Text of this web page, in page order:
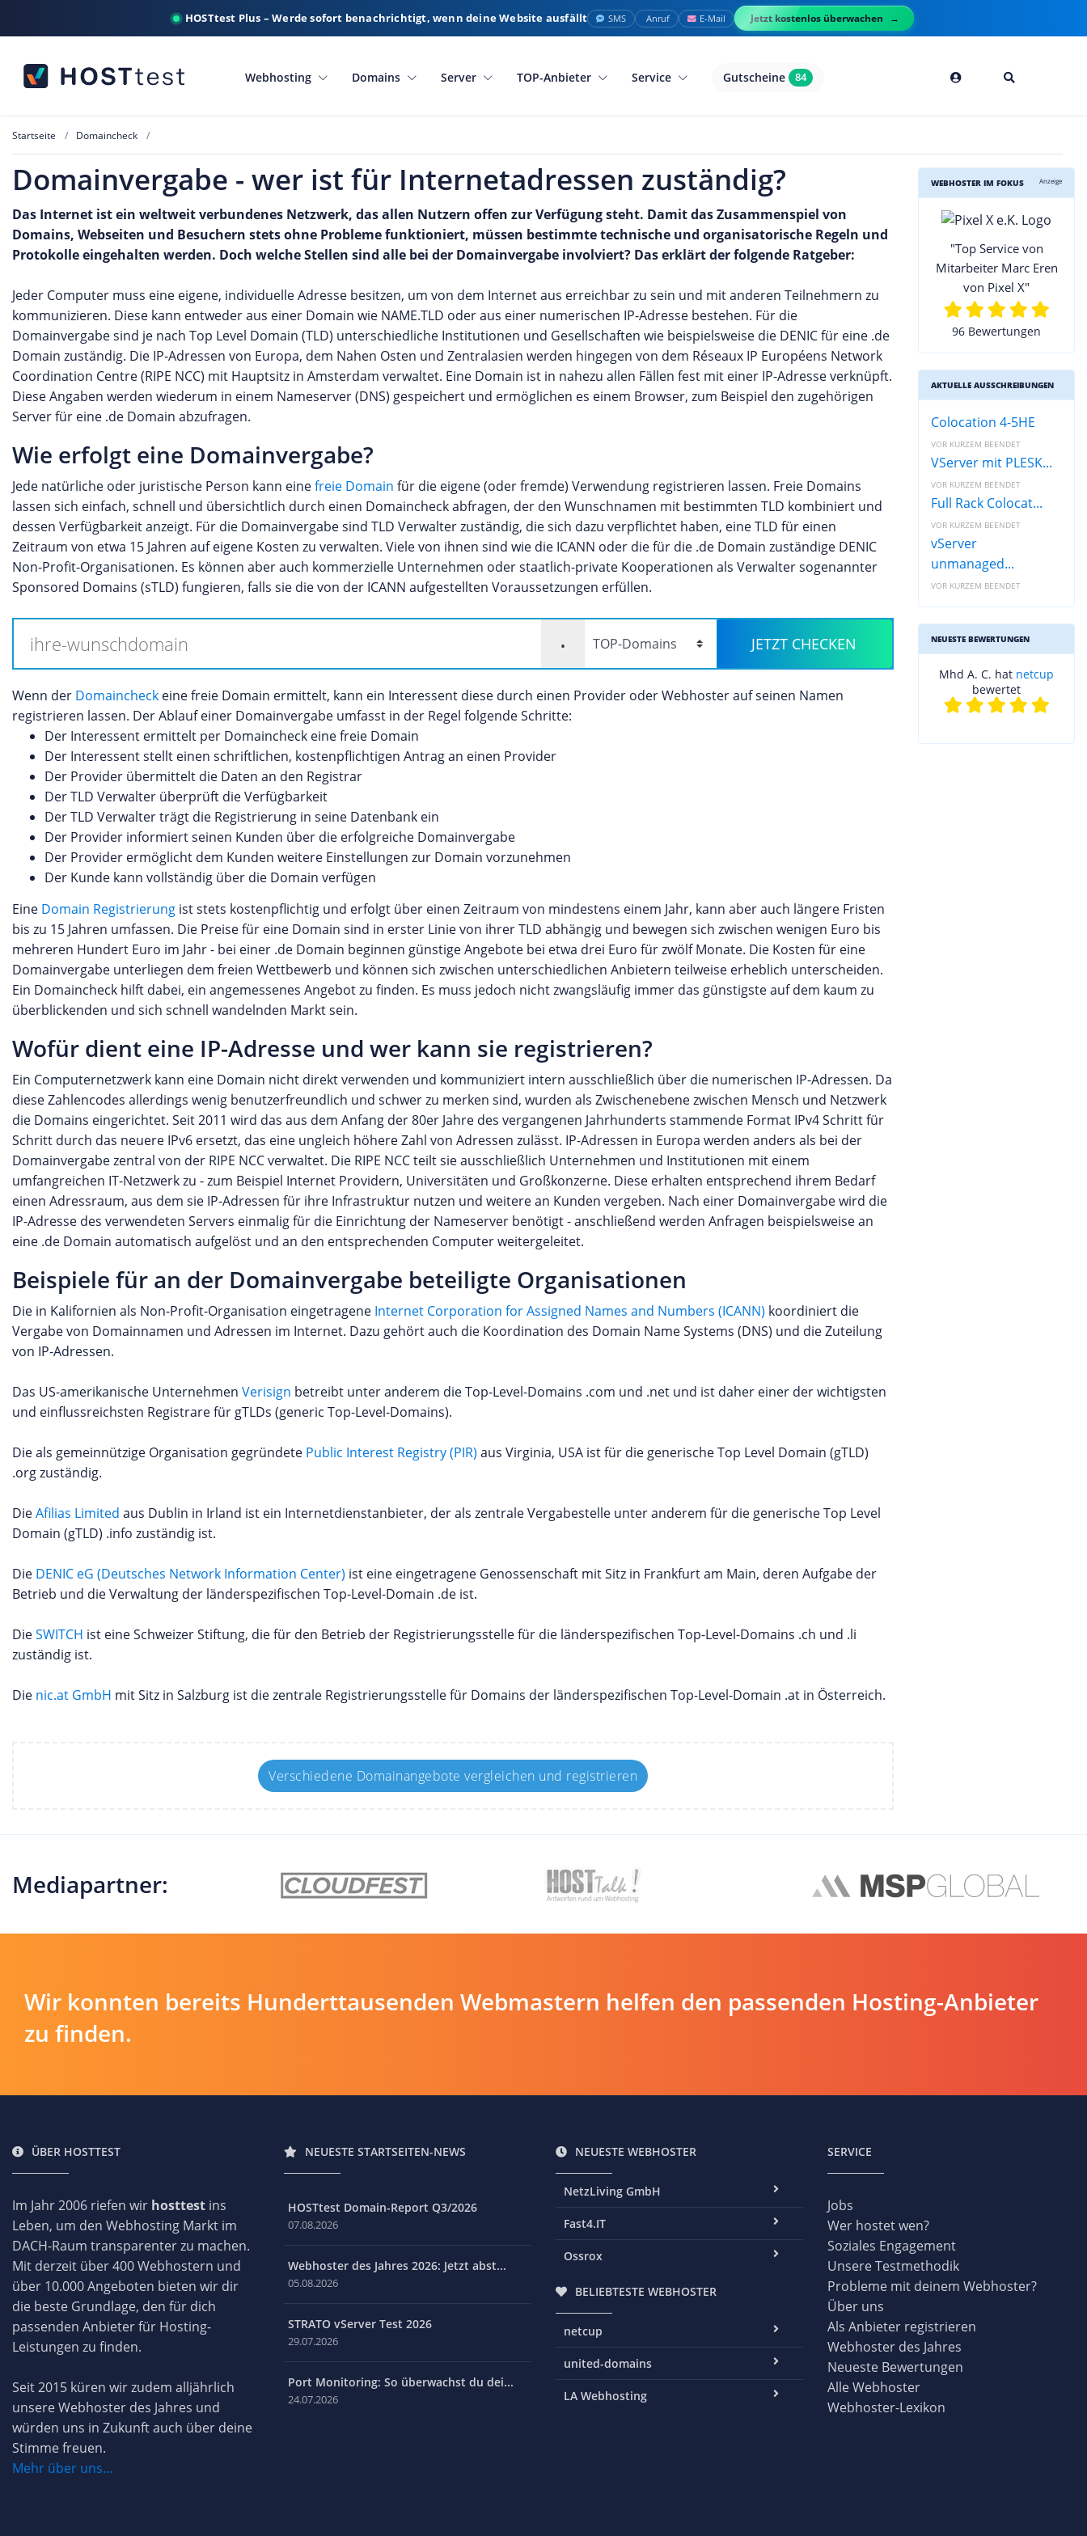
HOSTtest Plus – Werde sofort benachrichtigt, wenn deine Website ausfällt SMS Anruf E-Mail Jetzt kostenlos überwachen
Webhosting Domains Server TOP-Anbieter Service Gutscheine 84
Startseite Domaincheck
Domainvergabe - wer ist für Internetadressen zuständig?
Das Internet ist ein weltweit verbundenes Netzwerk, das allen Nutzern offen zur Verfügung steht. Damit das Zusammenspiel von
Domains, Webseiten und Besuchern stets ohne Probleme funktioniert, müssen bestimmte technische und organisatorische Regeln und
Protokolle eingehalten werden. Doch welche Stellen sind alle bei der Domainvergabe involviert? Das erklärt der folgende Ratgeber:
Jeder Computer muss eine eigene, individuelle Adresse besitzen, um von dem Internet aus erreichbar zu sein und mit anderen Teilnehmern zu
kommunizieren. Diese kann entweder aus einer Domain wie NAME.TLD oder aus einer numerischen IP-Adresse bestehen. Für die
Domainvergabe sind je nach Top Level Domain (TLD) unterschiedliche Institutionen und Gesellschaften wie beispielsweise die DENIC für eine .de
Domain zuständig. Die IP-Adressen von Europa, dem Nahen Osten und Zentralasien werden hingegen von dem Réseaux IP Européens Network
Coordination Centre (RIPE NCC) mit Hauptsitz in Amsterdam verwaltet. Eine Domain ist in nahezu allen Fällen fest mit einer IP-Adresse verknüpft.
Diese Angaben werden wiederum in einem Nameserver (DNS) gespeichert und ermöglichen es einem Browser, zum Beispiel den zugehörigen
Server für eine .de Domain abzufragen.
Wie erfolgt eine Domainvergabe?
Jede natürliche oder juristische Person kann einefreie Domain für die eigene (oder fremde) Verwendung registrieren lassen. Freie Domains
lassen sich einfach, schnell und übersichtlich durch einen Domaincheck abfragen, der den Wunschnamen mit bestimmten TLD kombiniert und
dessen Verfügbarkeit anzeigt. Für die Domainvergabe sind TLD Verwalter zuständig, die sich dazu verpflichtet haben, eine TLD für einen
Zeitraum von etwa 15 Jahren auf eigene Kosten zu verwalten. Viele von ihnen sind wie die ICANN oder die für die .de Domain zuständige DENIC
Non-Profit-Organisationen. Es können aber auch kommerzielle Unternehmen oder staatlich-private Kooperationen als Verwalter sogenannter
Sponsored Domains (sTLD) fungieren, falls sie die von der ICANN aufgestellten Voraussetzungen erfüllen.
. JETZT CHECKEN
Wenn der Domaincheck eine freie Domain ermittelt, kann ein Interessent diese durch einen Provider oder Webhoster auf seinen Namen
registrieren lassen. Der Ablauf einer Domainvergabe umfasst in der Regel folgende Schritte:
Der Interessent ermittelt per Domaincheck eine freie Domain
Der Interessent stellt einen schriftlichen, kostenpflichtigen Antrag an einen Provider
Der Provider übermittelt die Daten an den Registrar
Der TLD Verwalter überprüft die Verfügbarkeit
Der TLD Verwalter trägt die Registrierung in seine Datenbank ein
Der Provider informiert seinen Kunden über die erfolgreiche Domainvergabe
Der Provider ermöglicht dem Kunden weitere Einstellungen zur Domain vorzunehmen
Der Kunde kann vollständig über die Domain verfügen
Eine Domain Registrierung ist stets kostenpflichtig und erfolgt über einen Zeitraum von mindestens einem Jahr, kann aber auch längere Fristen
bis zu 15 Jahren umfassen. Die Preise für eine Domain sind in erster Linie von ihrer TLD abhängig und bewegen sich zwischen wenigen Euro bis
mehreren Hundert Euro im Jahr - bei einer .de Domain beginnen günstige Angebote bei etwa drei Euro für zwölf Monate. Die Kosten für eine
Domainvergabe unterliegen dem freien Wettbewerb und können sich zwischen unterschiedlichen Anbietern teilweise erheblich unterscheiden.
Ein Domaincheck hilft dabei, ein angemessenes Angebot zu finden. Es muss jedoch nicht zwangsläufig immer das günstigste auf dem kaum zu
überblickenden und sich schnell wandelnden Markt sein.
Wofür dient eine IP-Adresse und wer kann sie registrieren?
Ein Computernetzwerk kann eine Domain nicht direkt verwenden und kommuniziert intern ausschließlich über die numerischen IP-Adressen. Da
diese Zahlencodes allerdings wenig benutzerfreundlich und schwer zu merken sind, wurden als Zwischenebene zwischen Mensch und Netzwerk
die Domains eingerichtet. Seit 2011 wird das aus dem Anfang der 80er Jahre des vergangenen Jahrhunderts stammende Format IPv4 Schritt für
Schritt durch das neuere IPv6 ersetzt, das eine ungleich höhere Zahl von Adressen zulässt. IP-Adressen in Europa werden anders als bei der
Domainvergabe zentral von der RIPE NCC verwaltet. Die RIPE NCC teilt sie ausschließlich Unternehmen und Institutionen mit einem
umfangreichen IT-Netzwerk zu - zum Beispiel Internet Providern, Universitäten und Großkonzerne. Diese erhalten entsprechend ihrem Bedarf
einen Adressraum, aus dem sie IP-Adressen für ihre Infrastruktur nutzen und weitere an Kunden vergeben. Nach einer Domainvergabe wird die
IP-Adresse des verwendeten Servers einmalig für die Einrichtung der Nameserver benötigt - anschließend werden Anfragen beispielsweise an
eine .de Domain automatisch aufgelöst und an den entsprechenden Computer weitergeleitet.
Beispiele für an der Domainvergabe beteiligte Organisationen
Die in Kalifornien als Non-Profit-Organisation eingetragene Internet Corporation for Assigned Names and Numbers (ICANN) koordiniert die
Vergabe von Domainnamen und Adressen im Internet. Dazu gehört auch die Koordination des Domain Name Systems (DNS) und die Zuteilung
von IP-Adressen.
Das US-amerikanische Unternehmen Verisign betreibt unter anderem die Top-Level-Domains .com und .net und ist daher einer der wichtigsten
und einflussreichsten Registrare für gTLDs (generic Top-Level-Domains).
Die als gemeinnützige Organisation gegründete Public Interest Registry (PIR) aus Virginia, USA ist für die generische Top Level Domain (gTLD)
.org zuständig.
DieAfilias Limited aus Dublin in Irland ist ein Internetdienstanbieter, der als zentrale Vergabestelle unter anderem für die generische Top Level
Domain (gTLD) .info zuständig ist.
Die DENIC eG (Deutsches Network Information Center) ist eine eingetragene Genossenschaft mit Sitz in Frankfurt am Main, deren Aufgabe der
Betrieb und die Verwaltung der länderspezifischen Top-Level-Domain .de ist.
DieSWITCH ist eine Schweizer Stiftung, die für den Betrieb der Registrierungsstelle für die länderspezifischen Top-Level-Domains .ch und .li
zuständig ist.
Die nic.at GmbH mit Sitz in Salzburg ist die zentrale Registrierungsstelle für Domains der länderspezifischen Top-Level-Domain .at in Österreich.
Verschiedene Domainangebote vergleichen und registrieren
WEBHOSTER IM FOKUS Anzeige
"Top Service von
Mitarbeiter Marc Eren
von Pixel X"
96 Bewertungen
AKTUELLE AUSSCHREIBUNGEN
Colocation 4-5HE
VOR KURZEM BEENDET
VServer mit PLESK...
VOR KURZEM BEENDET
Full Rack Colocat...
VOR KURZEM BEENDET
vServer
unmanaged...
VOR KURZEM BEENDET
NEUESTE BEWERTUNGEN
Mhd A. C. hat netcup
bewertet
Mediapartner:
Wir konnten bereits Hunderttausenden Webmastern helfen den passenden Hosting-Anbieter
zu finden.
ÜBER HOSTTEST
Im Jahr 2006 riefen wir hosttest ins
Leben, um den Webhosting Markt im
DACH-Raum transparenter zu machen.
Mit derzeit über 400 Webhostern und
über 10.000 Angeboten bieten wir dir
die beste Grundlage, den für dich
passenden Anbieter für Hosting-
Leistungen zu finden.
Seit 2015 küren wir zudem alljährlich
unsere Webhoster des Jahres und
würden uns in Zukunft auch über deine
Stimme freuen.
Mehr über uns...
NEUESTE STARTSEITEN-NEWS
HOSTtest Domain-Report Q3/2026
07.08.2026
Webhoster des Jahres 2026: Jetzt abst...
05.08.2026
STRATO vServer Test 2026
29.07.2026
Port Monitoring: So überwachst du dei...
24.07.2026
NEUESTE WEBHOSTER
NetzLiving GmbH
Fast4.IT
Ossrox
BELIEBTESTE WEBHOSTER
netcup
united-domains
LA Webhosting
SERVICE
Jobs
Wer hostet wen?
Soziales Engagement
Unsere Testmethodik
Probleme mit deinem Webhoster?
Über uns
Als Anbieter registrieren
Webhoster des Jahres
Neueste Bewertungen
Alle Webhoster
Webhoster-Lexikon